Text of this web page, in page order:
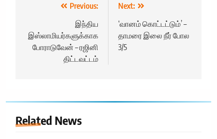
navigation
Previous:
இந்திய
இஸ்லாமியர்களுக்காக
போராடுவேன் – ரஜினி
திட்டவட்டம்
Next:
‘வானம் கொட்டட்டும்’ –
தாமரை இலை நீர் போல
3/5
Related News